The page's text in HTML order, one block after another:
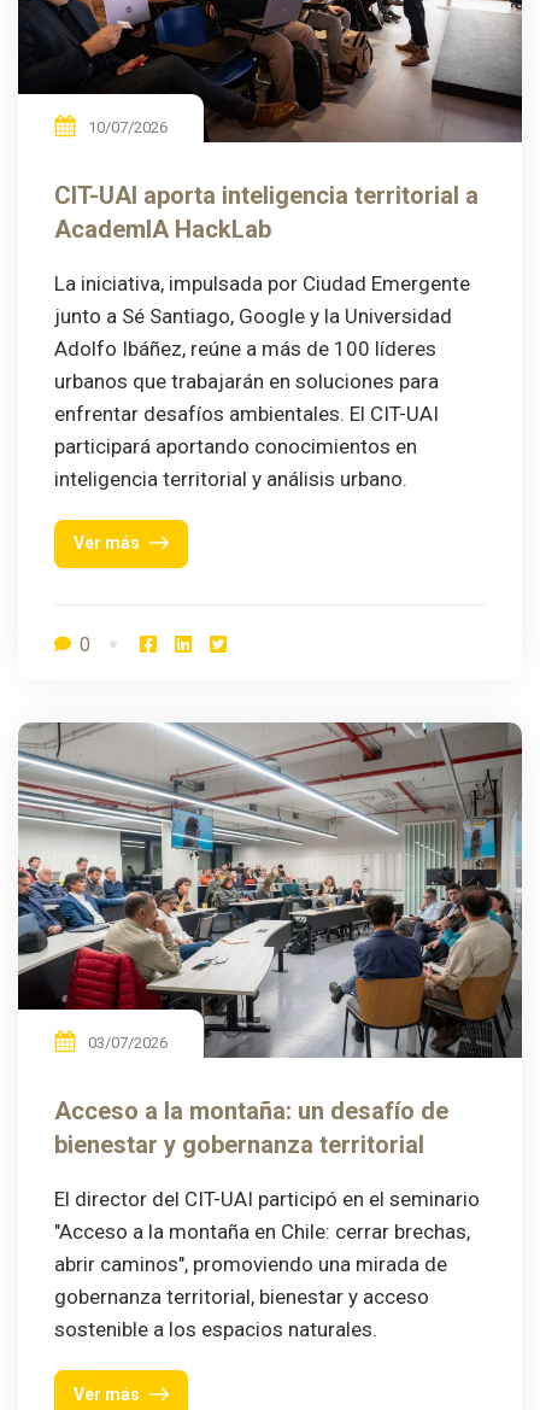
10/07/2026
CIT-UAI aporta inteligencia territorial a
AcademIA HackLab
La iniciativa, impulsada por Ciudad Emergente
junto a Sé Santiago, Google y la Universidad
Adolfo Ibáñez, reúne a más de 100 líderes
urbanos que trabajarán en soluciones para
enfrentar desafíos ambientales. El CIT-UAI
participará aportando conocimientos en
inteligencia territorial y análisis urbano.
Ver más
0
03/07/2026
Acceso a la montaña: un desafío de
bienestar y gobernanza territorial
El director del CIT-UAI participó en el seminario
"Acceso a la montaña en Chile: cerrar brechas,
abrir caminos", promoviendo una mirada de
gobernanza territorial, bienestar y acceso
sostenible a los espacios naturales.
Ver más